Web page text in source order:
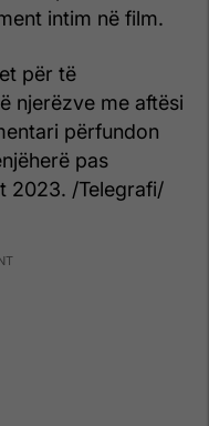
intim në film.
për të
njerëzve me aftësi
përfundon
pas
2023. /Telegrafi/